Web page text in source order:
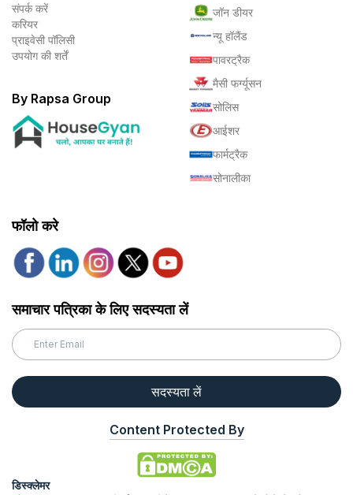
संपर्क करें
करियर
प्राइवेसी पॉलिसी
उपयोग की शर्तें
By Rapsa Group
जॉन डीयर
न्यू हॉलैंड
पावरट्रैक
मैसी फर्ग्यूसन
सोलिस
आईशर
फार्मट्रैक
सोनालीका
फॉलो करे
समाचार पत्रिका के लिए सदस्यता लें
सदस्यता लें
Content Protected By
डिस्क्लेमर